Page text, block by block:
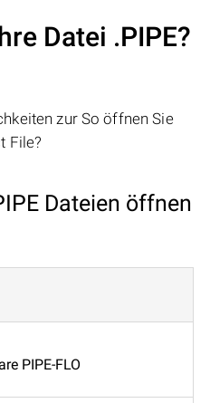
Datei .PIPE?
zur So öffnen Sie
File?
Dateien öffnen
PIPE-FLO